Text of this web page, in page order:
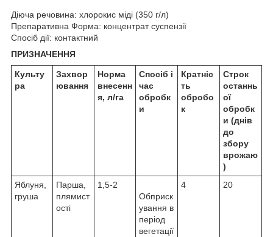
Діюча речовина: хлорокис міді (350 г/л)
Препаративна Форма: концентрат суспензії
Спосіб дії: контактний
ПРИЗНАЧЕННЯ
Культу
ра
Захвор
ювання
Норма
внесенн
я, л/га
Спосіб і
час
обробк
и
Кратніс
ть
обробо
к
Строк
останнь
ої
обробк
и (днів
до
збору
врожаю
)
Яблуня,
груша
Парша,
плямист
ості
1,5-2
Обприск
ування в
період
вегетації
4 20